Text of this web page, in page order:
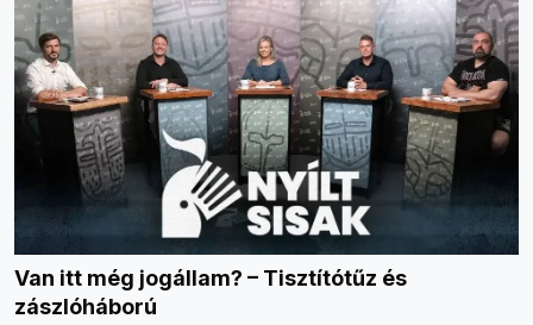
Van itt még jogállam? – Tisztítótűz és
zászlóháború